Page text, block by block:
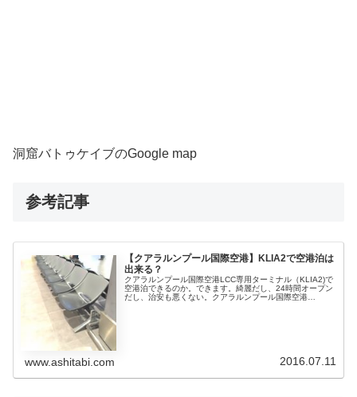
洞窟バトゥケイブのGoogle map
参考記事
【クアラルンプール国際空港】KLIA2で空港泊は
出来る？
クアラルンプール国際空港LCC専用ターミナル（KLIA2)で
空港泊できるのか。できます。綺麗だし、24時間オープン
だし、治安も悪くない。クアラルンプール国際空港
www.ashitabi.com 2016.07.11